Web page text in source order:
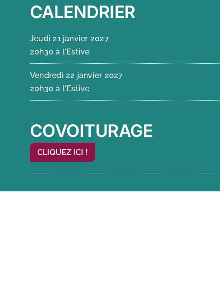
CALENDRIER
Jeudi 21 janvier 2027
20h30 à l'Estive
Vendredi 22 janvier 2027
20h30 à l'Estive
COVOITURAGE
CLIQUEZ ICI !